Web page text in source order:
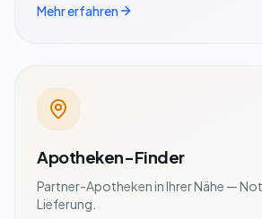
Mehr erfahren
Apotheken-Finder
Partner-Apotheken in Ihrer Nähe —
Lieferung.